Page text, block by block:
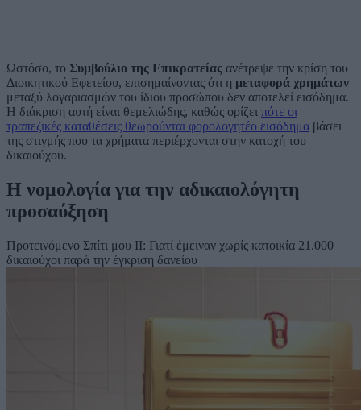
Ωστόσο, το Συμβούλιο της Επικρατείας ανέτρεψε την κρίση του
Διοικητικού Εφετείου, επισημαίνοντας ότι η μεταφορά χρημάτων
μεταξύ λογαριασμών του ίδιου προσώπου δεν αποτελεί εισόδημα.
Η διάκριση αυτή είναι θεμελιώδης, καθώς ορίζει πότε οι
τραπεζικές καταθέσεις θεωρούνται φορολογητέο εισόδημα βάσει
της στιγμής που τα χρήματα περιέρχονται στην κατοχή του
δικαιούχου.
Η νομολογία για την αδικαιολόγητη
προσαύξηση
Προτεινόμενο Σπίτι μου ΙΙ: Γιατί έμειναν χωρίς κατοικία 21.000
δικαιούχοι παρά την έγκριση δανείου